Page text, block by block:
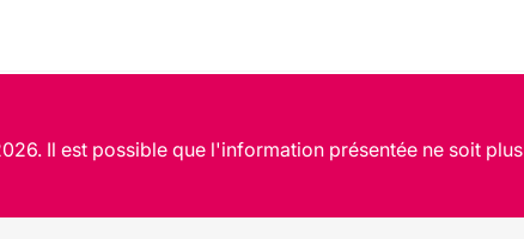
Il est possible que l'information présentée ne soit plus